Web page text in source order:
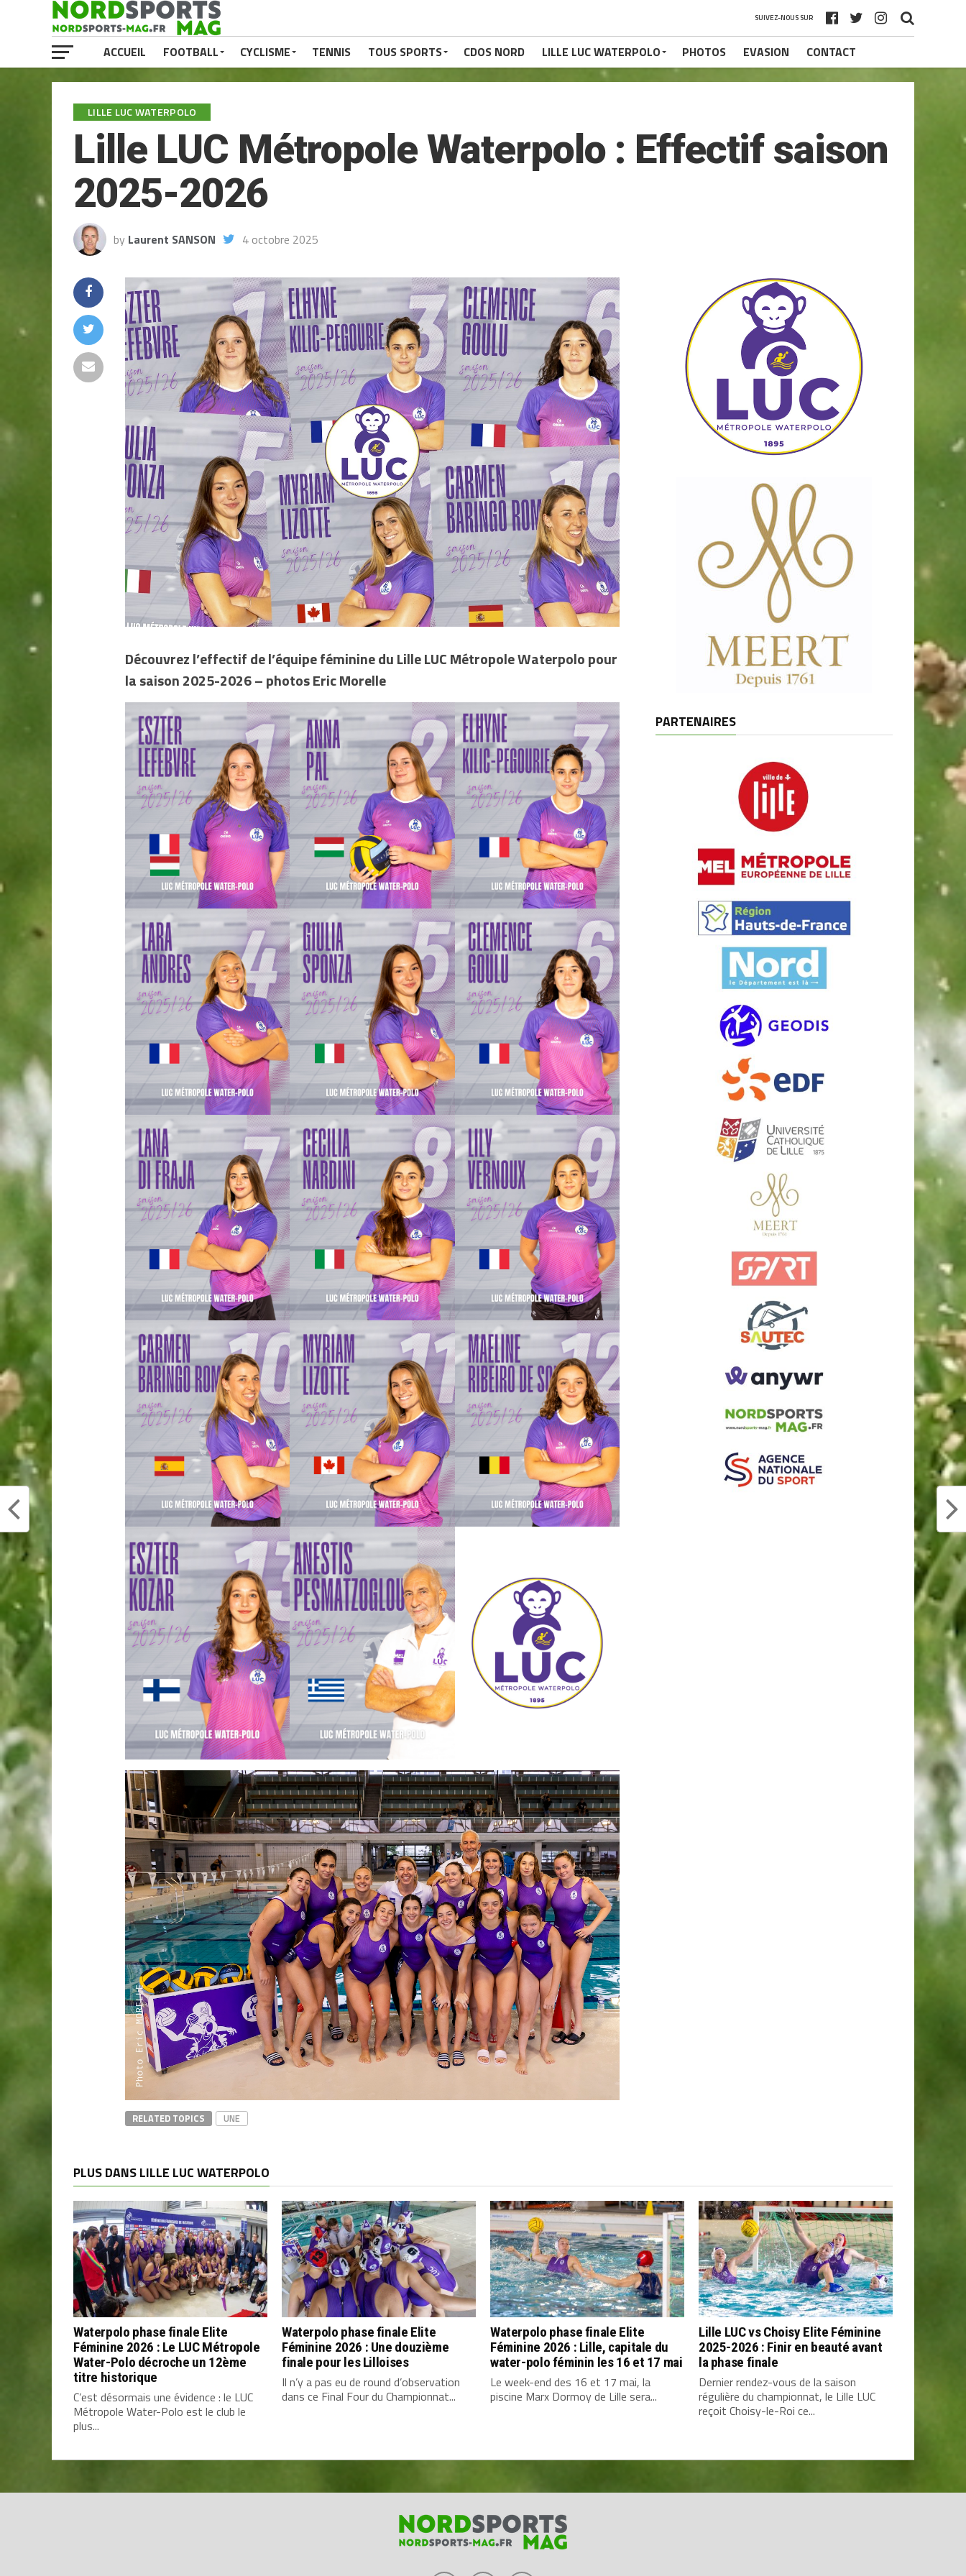
SUIVEZ-NOUS SUR
ACCUEIL FOOTBALL CYCLISME TENNIS TOUS SPORTS CDOS NORD LILLE LUC WATERPOLO PHOTOS EVASION CONTACT
LILLE LUC WATERPOLO
Lille LUC Métropole Waterpolo : Effectif saison
2025-2026
by Laurent SANSON 4 octobre 2025
Découvrez l’effectif de l’équipe féminine du Lille LUC Métropole Waterpolo pour
la saison 2025-2026– photos Eric Morelle
RELATED TOPICS UNE
PARTENAIRES
PLUS DANS LILLE LUC WATERPOLO
Waterpolo phase finale Elite
Féminine 2026 : Le LUC Métropole
Water-Polo décroche un 12ème
titre historique
C’est désormais une évidence : le LUC
Métropole Water-Polo est le club le
plus...
Waterpolo phase finale Elite
Féminine 2026 : Une douzième
finale pour les Lilloises
​Il n’y a pas eu de round d’observation
dans ce Final Four du Championnat...
Waterpolo phase finale Elite
Féminine 2026 : Lille, capitale du
water-polo féminin les 16 et 17 mai
Le week-end des 16 et 17 mai, la
piscine Marx Dormoy de Lille sera...
Lille LUC vs Choisy Elite Féminine
2025-2026 : Finir en beauté avant
la phase finale
Dernier rendez-vous de la saison
régulière du championnat, le Lille LUC
reçoit Choisy-le-Roi ce...